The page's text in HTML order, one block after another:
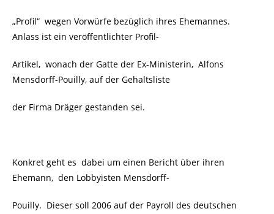
„Profil“ wegen Vorwürfe bezüglich ihres Ehemannes.
Anlass ist ein veröffentlichter Profil-
Artikel, wonach der Gatte der Ex-Ministerin, Alfons
Mensdorff-Pouilly, auf der Gehaltsliste
der Firma Dräger gestanden sei.
Konkret geht es dabei um einen Bericht über ihren
Ehemann, den Lobbyisten Mensdorff-
Pouilly. Dieser soll 2006 auf der Payroll des deutschen